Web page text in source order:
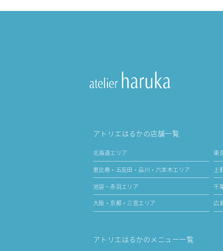
アトリエはるかの店舗一覧
北海道エリア 東
恵比寿・五反田・品川・六本木エリア 上
池袋・赤羽エリア 千
大阪・京都・三宮エリア 広
アトリエはるかのメニュー一覧